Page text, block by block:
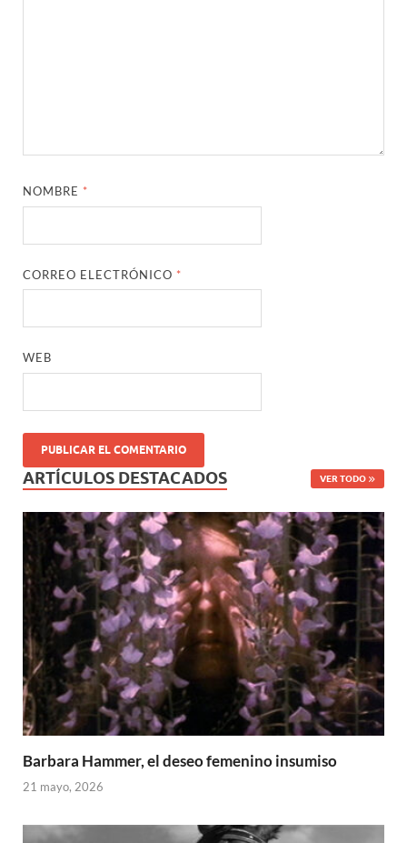
NOMBRE *
CORREO ELECTRÓNICO *
WEB
ARTÍCULOS DESTACADOS VER TODO
Barbara Hammer, el deseo femenino insumiso
21 mayo, 2026